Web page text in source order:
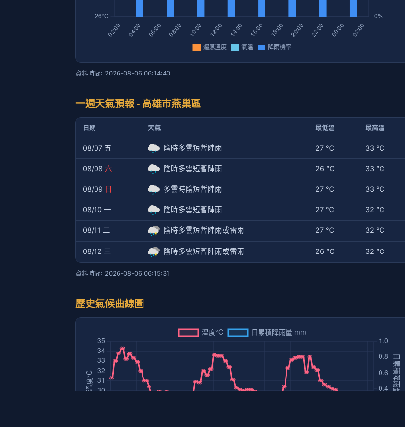
資料時間: 2026-08-06 06:14:40
一週天氣預報 - 高雄市燕巢區
日期 天氣 最低溫 最高溫
08/07 五 陰時多雲短暫陣雨 27 ℃ 33 ℃
08/08 六 陰時多雲短暫陣雨 26 ℃ 33 ℃
08/09 日 多雲時陰短暫陣雨 27 ℃ 33 ℃
08/10 一 陰時多雲短暫陣雨 27 ℃ 32 ℃
08/11 二 陰時多雲短暫陣雨或雷雨 27 ℃ 32 ℃
08/12 三 陰時多雲短暫陣雨或雷雨 26 ℃ 32 ℃
資料時間: 2026-08-06 06:15:31
歷史氣候曲線圖